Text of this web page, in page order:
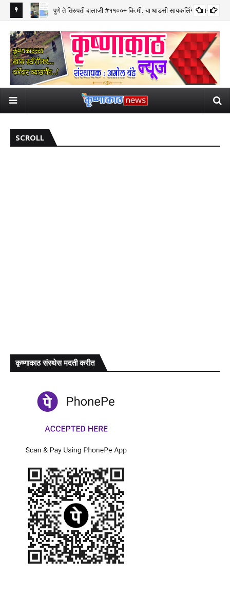
पुणे ते तिरुपती बालाजी #११००+ कि.मी. चा धाडसी सायकलिंग प्रवास पूर्ण
SCROLL
कृष्णाकाठ संस्थेस मदती करीत